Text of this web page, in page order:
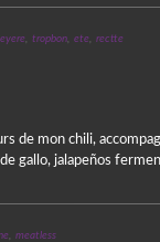
, tropbon, ete, rectte
de mon chili, accompag
gallo, jalapeños fermen
, meatless